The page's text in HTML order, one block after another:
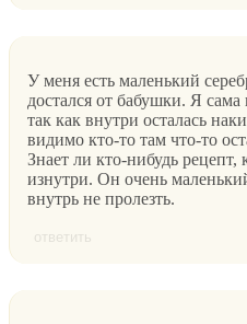
У меня есть маленький
достался от бабушки. Я сама
так как внутри осталась
видимо кто-то там что-то
Знает ли кто-нибудь рецепт,
изнутри. Он очень
внутрь не пролезть.
ответить